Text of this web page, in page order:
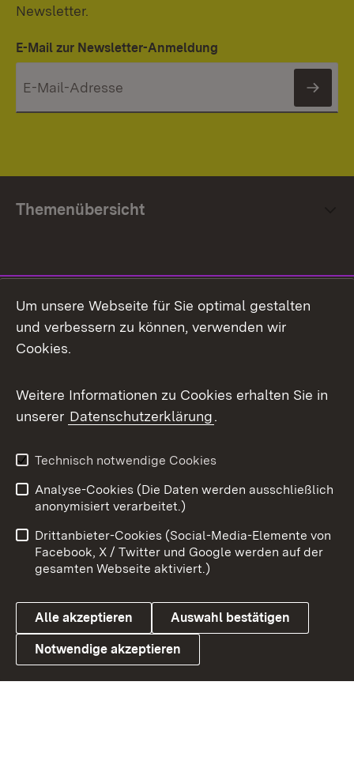
Newsletter.
E-Mail zur Newsletter-Anmeldung
Themenübersicht
Facebook
X / Twitter
Youtube
Link zum Landesportal
Impressum
Kontakt
Barrierefreiheit
Datenschutz
Cookies
Um unsere Webseite für Sie optimal gestalten
und verbessern zu können, verwenden wir
Cookies.
Weitere Informationen zu Cookies erhalten Sie in
unserer Datenschutzerklärung.
Technisch notwendige Cookies
Analyse-Cookies (Die Daten werden ausschließlich
anonymisiert verarbeitet.)
Drittanbieter-Cookies (Social-Media-Elemente von
Facebook, X / Twitter und Google werden auf der
gesamten Webseite aktiviert.)
Alle akzeptieren Auswahl bestätigen
Notwendige akzeptieren